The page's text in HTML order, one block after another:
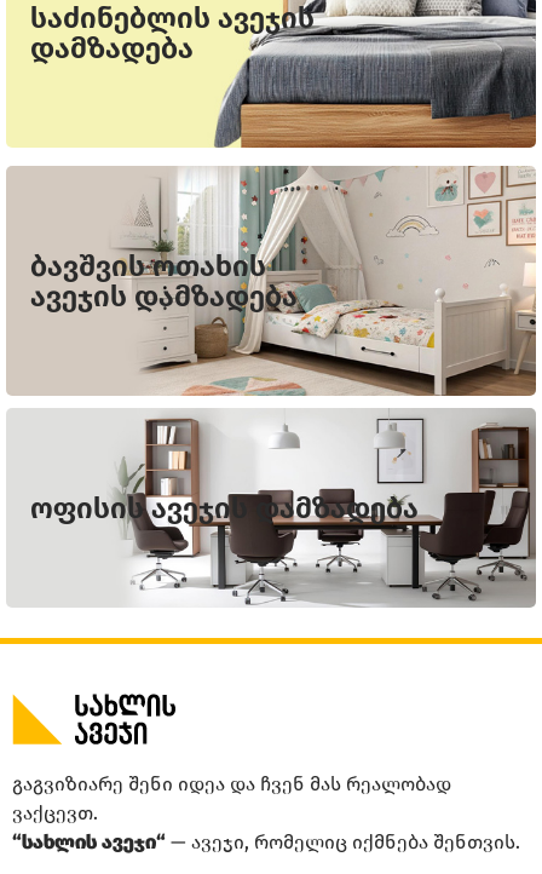
საძინებლის ავეჯის
დამზადება
ბავშვის ოთახის
ავეჯის დამზადება
ოფისის ავეჯის დამზადება
გაგვიზიარე შენი იდეა და ჩვენ მას რეალობად
ვაქცევთ.
“სახლის ავეჯი“ — ავეჯი, რომელიც იქმნება შენთვის.